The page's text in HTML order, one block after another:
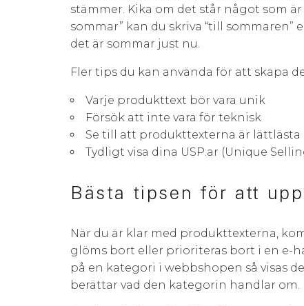
stämmer. Kika om det står något som
sommar” kan du skriva “till
det är sommar just nu.
Fler tips du kan använda för att skapa
Varje produkttext bör vara unik
Försök att inte vara för teknisk
Se till att produkttexterna är lättlästa
Tydligt visa dina USP:ar (Unique
Bästa tipsen för att
När du är klar med produkttexterna,
glöms bort eller prioriteras bort i en e-
på en kategori i webbshopen så visas
berättar vad den kategorin handlar om.